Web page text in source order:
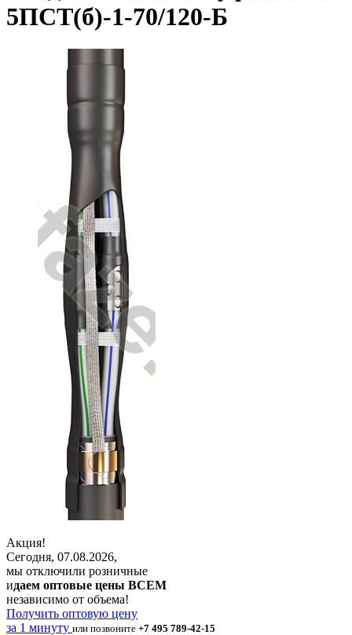
5ПСТ(б)-1-70/120-Б
Акция!
Сегодня, 07.08.2026,
мы отключили розничные
идаем оптовые цены ВСЕМ
независимо от объема!
Получить оптовую цену
за 1 минуту или позвоните +7 495 789-42-15